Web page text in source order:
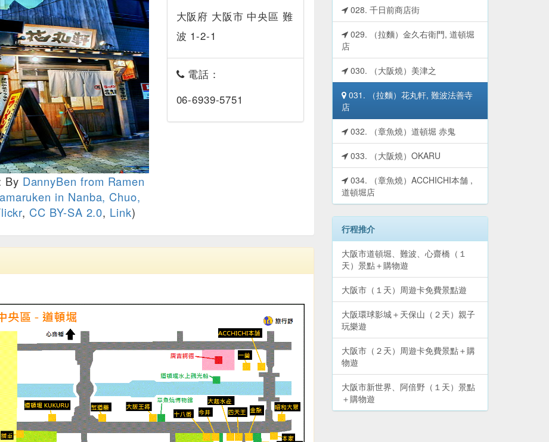
By DannyBen from Ramen
in Nanba, Chuo,
, CC BY-SA 2.0, Link)
大阪府 大阪市 中央區 難
波 1-2-1
電話：
06-6939-5751
028. 千日前商店街
029. （拉麵）金久右衛門, 道頓堀
店
030. （大阪燒）美津之
031. （拉麵）花丸軒, 難波法善寺
店
032. （章魚燒）道頓堀 赤鬼
033. （大阪燒）OKARU
034. （章魚燒）ACCHICHI本舗 ,
道頓堀店
行程推介
大阪市道頓堀、難波、心齋橋（１
天）景點＋購物遊
大阪市（１天）周遊卡免費景點遊
大阪環球影城＋天保山（２天）親子
玩樂遊
大阪市（２天）周遊卡免費景點＋購
物遊
大阪市新世界、阿倍野（１天）景點
＋購物遊